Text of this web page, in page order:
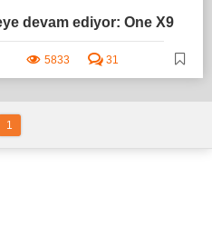
devam ediyor: One X9
5833 31
1